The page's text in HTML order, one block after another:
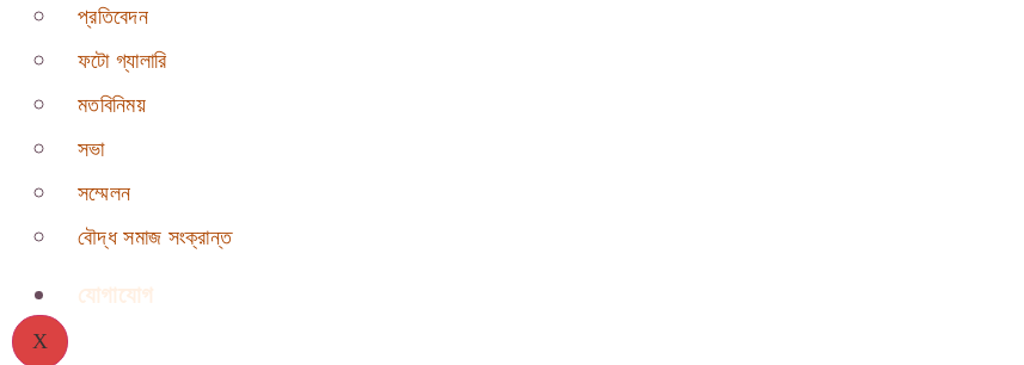
প্রতিবেদন
ফটো গ্যালারি
মতবিনিময়
সভা
সম্মেলন
বৌদ্ধ সমাজ সংক্রান্ত
যোগাযোগ
X